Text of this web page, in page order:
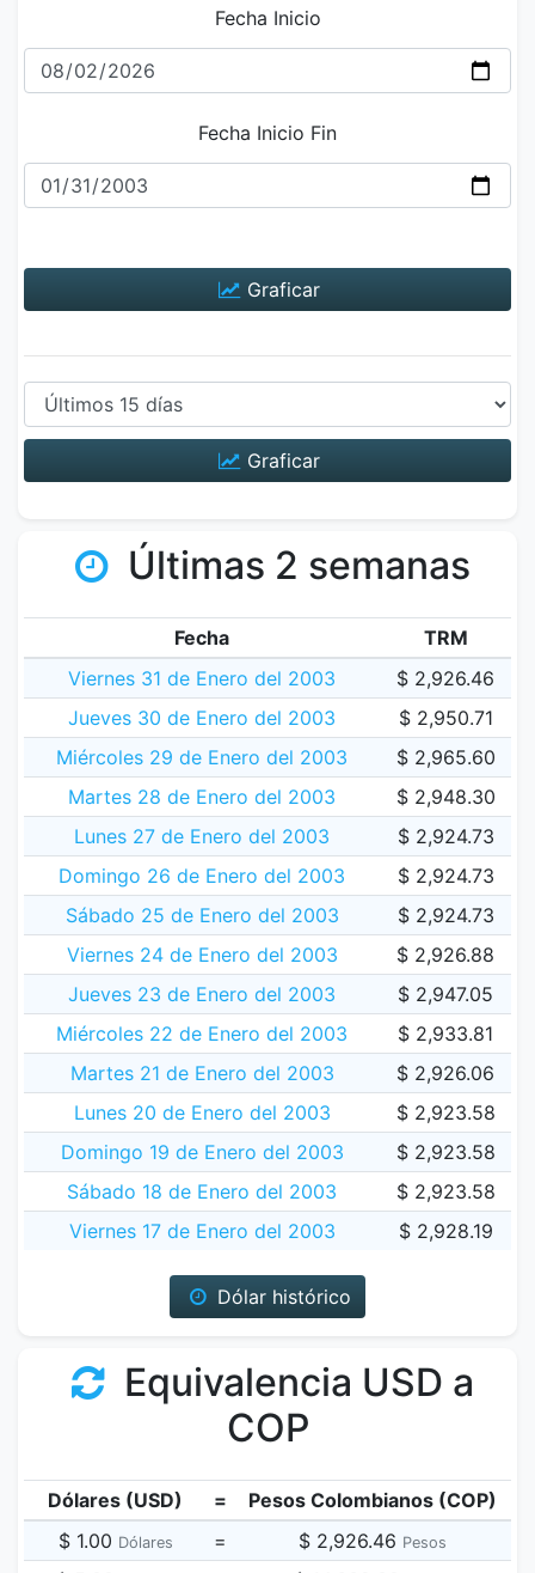
Fecha Inicio
Fecha Inicio Fin
Graficar
Graficar
Últimas 2 semanas
Fecha
TRM
Viernes 31 de Enero del 2003
$ 2,926.46
Jueves 30 de Enero del 2003
$ 2,950.71
Miércoles 29 de Enero del 2003
$ 2,965.60
Martes 28 de Enero del 2003
$ 2,948.30
Lunes 27 de Enero del 2003
$ 2,924.73
Domingo 26 de Enero del 2003
$ 2,924.73
Sábado 25 de Enero del 2003
$ 2,924.73
Viernes 24 de Enero del 2003
$ 2,926.88
Jueves 23 de Enero del 2003
$ 2,947.05
Miércoles 22 de Enero del 2003
$ 2,933.81
Martes 21 de Enero del 2003
$ 2,926.06
Lunes 20 de Enero del 2003
$ 2,923.58
Domingo 19 de Enero del 2003
$ 2,923.58
Sábado 18 de Enero del 2003
$ 2,923.58
Viernes 17 de Enero del 2003
$ 2,928.19
Dólar histórico
Equivalencia USD a
COP
Dólares (USD) =
Pesos Colombianos (COP)
$ 1.00 Dólares = $ 2,926.46 Pesos